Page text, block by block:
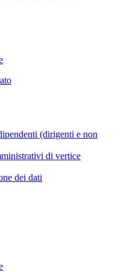
(dirigenti e non
di vertice
dei dati